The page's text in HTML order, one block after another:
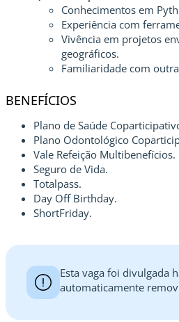
Conhecimentos em
Experiência com
Vivência em projetos
geográficos.
Familiaridade com
BENEFÍCIOS
Plano de Saúde
Plano Odontológico
Vale Refeição Multibenefícios.
Seguro de Vida.
Totalpass.
Day Off Birthday.
ShortFriday.
Esta vaga foi divulgada
automaticamente